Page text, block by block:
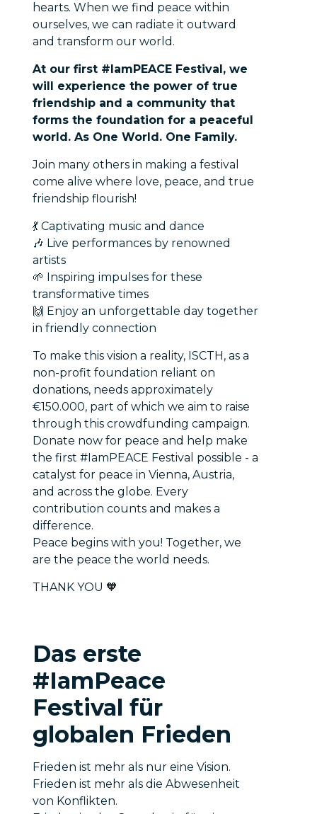
hearts. When we find peace within
ourselves, we can radiate it outward
and transform our world.
At our first #IamPEACE Festival, we
will experience the power of true
friendship and a community that
forms the foundation for a peaceful
world. As One World. One Family.
Join many others in making a festival
come alive where love, peace, and true
friendship flourish!
💃 Captivating music and dance
🎶 Live performances by renowned
artists
🌱 Inspiring impulses for these
transformative times
🙌 Enjoy an unforgettable day together
in friendly connection
To make this vision a reality, ISCTH, as a
non-profit foundation reliant on
donations, needs approximately
€150.000, part of which we aim to raise
through this crowdfunding campaign.
Donate now for peace and help make
the first #IamPEACE Festival possible - a
catalyst for peace in Vienna, Austria,
and across the globe. Every
contribution counts and makes a
difference.
Peace begins with you! Together, we
are the peace the world needs.
THANK YOU 🧡
Das erste
#IamPeace
Festival für
globalen Frieden
Frieden ist mehr als nur eine Vision.
Frieden ist mehr als die Abwesenheit
von Konflikten.